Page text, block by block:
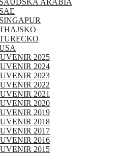
SAUDSKÁ ARÁBIA
SAE
SINGAPUR
2025
2024
2023
2022
2021
2020
2019
2018
2017
2016
2015